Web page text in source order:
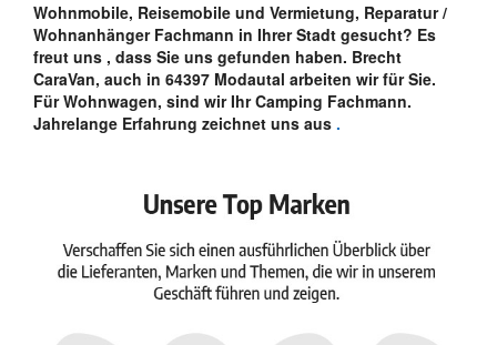
Wohnmobile, Reisemobile und Vermietung, Reparatur /
Wohnanhänger Fachmann in Ihrer Stadt gesucht? Es
freut uns , dass Sie uns gefunden haben. Brecht
CaraVan, auch in 64397 Modautal arbeiten wir für Sie.
Für Wohnwagen, sind wir Ihr Camping Fachmann.
Jahrelange Erfahrung zeichnet uns aus .